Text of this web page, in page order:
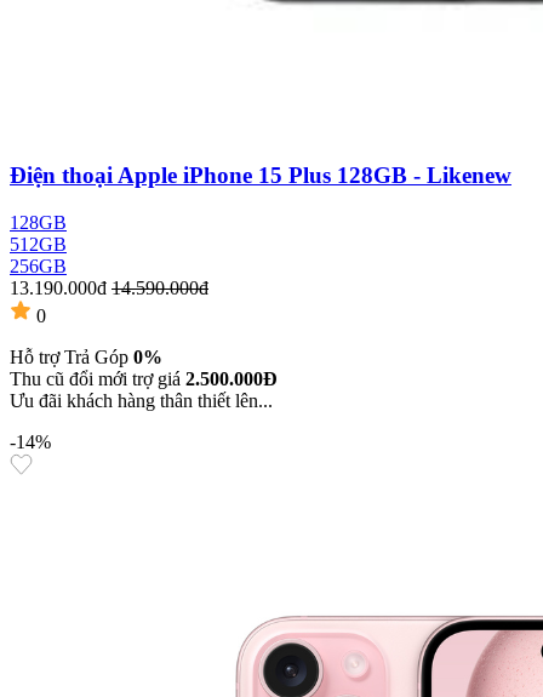
Điện thoại Apple iPhone 15 Plus 128GB - Likenew
128GB
512GB
256GB
13.190.000đ 14.590.000đ
0
Hỗ trợ Trả Góp 0%
Thu cũ đổi mới trợ giá 2.500.000Đ
Ưu đãi khách hàng thân thiết lên...
-14%